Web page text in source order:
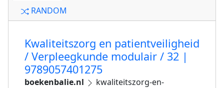
RANDOM
Kwaliteitszorg en patientveiligheid
/ Verpleegkunde modulair / 32 |
9789057401275
boekenbalie.nl
kwaliteitszorg-en-